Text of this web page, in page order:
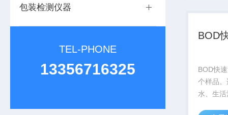
包装检测仪器
TEL-PHONE
13356716325
BOD
BOD快
个样品
水、生